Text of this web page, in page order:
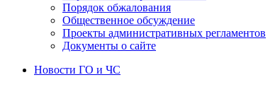
Порядок обжалования
Общественное обсуждение
Проекты административных регламентов
Документы о сайте
Новости ГО и ЧС